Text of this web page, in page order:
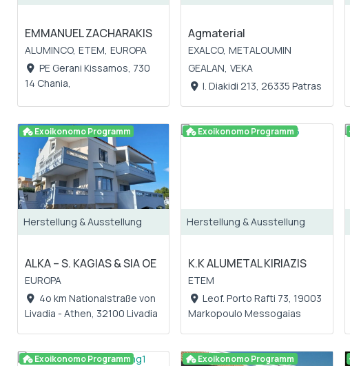
EMMANUEL ZACHARAKIS
ALUMINCO, ETEM, EUROPA
PE Gerani Kissamos, 730
14 Chania,
Agmaterial
EXALCO, METALOUMIN
GEALAN, VEKA
Ι. Diakidi 213, 26335 Patras
Exoikonomo Programm
Herstellung & Ausstellung
ALKA – S. KAGIAS & SIA OE
EUROPA
4o km Nationalstraße von
Livadia - Athen, 32100 Livadia
Exoikonomo Programm
Herstellung & Ausstellung
K.K ALUMETAL KIRIAZIS
ETEM
Leof. Porto Rafti 73, 19003
Markopoulo Messogaias
Exoikonomo Programm Exoikonomo Programm